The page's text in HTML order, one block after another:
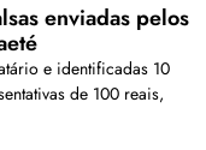
enviadas pelos
e identificadas 10
de 100 reais,